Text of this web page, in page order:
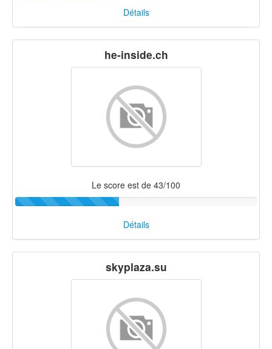
Détails
he-inside.ch
Le score est de 43/100
Détails
skyplaza.su